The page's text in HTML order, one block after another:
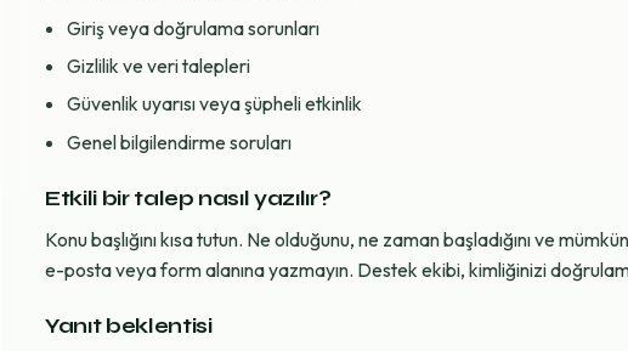
Giriş veya doğrulama sorunları
Gizlilik ve veri talepleri
Güvenlik uyarısı veya şüpheli etkinlik
Genel bilgilendirme soruları
Etkili bir talep nasıl yazılır?
Konu başlığını kısa tutun. Ne olduğunu, ne zaman başladığını ve
e-posta veya form alanına yazmayın. Destek ekibi, kimliğinizi
Yanıt beklentisi